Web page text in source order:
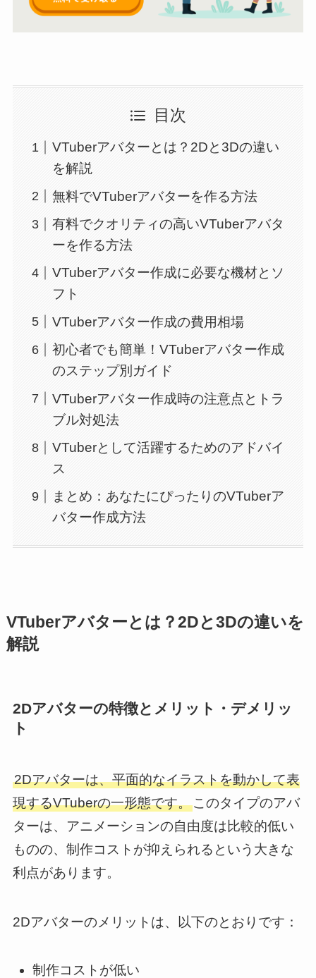
目次
VTuberアバターとは？2Dと3Dの違い
を解説
無料でVTuberアバターを作る方法
有料でクオリティの高いVTuberアバタ
ーを作る方法
VTuberアバター作成に必要な機材とソ
フト
VTuberアバター作成の費用相場
初心者でも簡単！VTuberアバター作成
のステップ別ガイド
VTuberアバター作成時の注意点とトラ
ブル対処法
VTuberとして活躍するためのアドバイ
ス
まとめ：あなたにぴったりのVTuberア
バター作成方法
VTuberアバターとは？2Dと3Dの違いを
解説
2Dアバターの特徴とメリット・デメリッ
ト
2Dアバターは、平面的なイラストを動かして表
現するVTuberの一形態です。このタイプのアバ
ターは、アニメーションの自由度は比較的低い
ものの、制作コストが抑えられるという大きな
利点があります。
2Dアバターのメリットは、以下のとおりです：
制作コストが低い